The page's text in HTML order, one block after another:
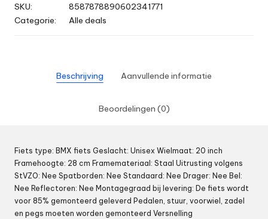
SKU:
8587878890602341771
Categorie:
Alle deals
Beschrijving Aanvullende informatie
Beoordelingen (0)
Fiets type: BMX fiets Geslacht: Unisex Wielmaat: 20 inch
Framehoogte: 28 cm Framemateriaal: Staal Uitrusting volgens
StVZO: Nee Spatborden: Nee Standaard: Nee Drager: Nee Bel:
Nee Reflectoren: Nee Montagegraad bij levering: De fiets wordt
voor 85% gemonteerd geleverd Pedalen, stuur, voorwiel, zadel
en pegs moeten worden gemonteerd Versnelling